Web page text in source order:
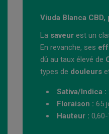
Viuda Blanca
La saveur est un
En revanche, ses
dû au taux élevé de
types de douleurs
Sativa/Indica :
Floraison : 65
Hauteur :